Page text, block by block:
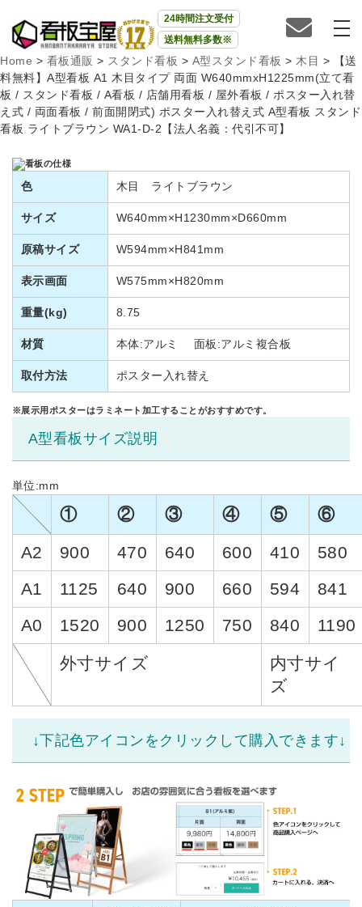
24時間注文受付
送料無料多数※
Home > 看板通販 > スタンド看板 > A型スタンド看板 > 木目 >
【送
料無料】A型看板 A1 木目タイプ 両面 W640mmxH1225mm(立て看
板 / スタンド看板 / A看板 / 店舗用看板 / 屋外看板 / ポスター入れ替
え式 / 両面看板 / 前面開閉式) ポスター入れ替え式 A型看板 スタンド
看板 ライトブラウン WA1-D-2【法人名義：代引不可】
色 木目 ライトブラウン
サイズ W640mm×H1230mm×D660mm
原稿サイズ W594mm×H841mm
表示画面 W575mm×H820mm
重量(kg) 8.75
材質 本体:アルミ 面板:アルミ複合板
取付方法 ポスター入れ替え
※展示用ポスターはラミネート加工することがおすすめです。
A型看板サイズ説明
単位:mm
① ② ③ ④ ⑤ ⑥
A2 900 470 640 600 410
580
A1
1125 640 900 660 594
841
A0
1520 900 1250 750 840 1190
外寸サイズ
内寸サイ
ズ
↓下記色アイコンをクリックして購入できます↓